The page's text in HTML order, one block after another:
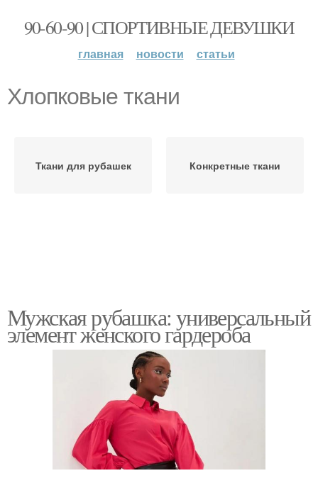
90-60-90 | СПОРТИВНЫЕ ДЕВУШКИ
главная новости статьи
Хлопковые ткани
Ткани для рубашек Конкретные ткани
Мужская рубашка: универсальный
элемент женского гардероба